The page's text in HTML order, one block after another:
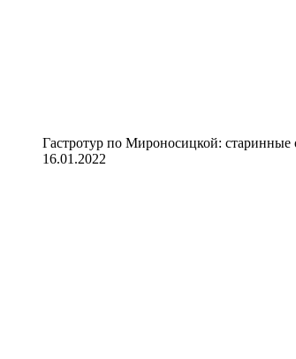
Гастротур по Мироносицкой: старинные
16.01.2022